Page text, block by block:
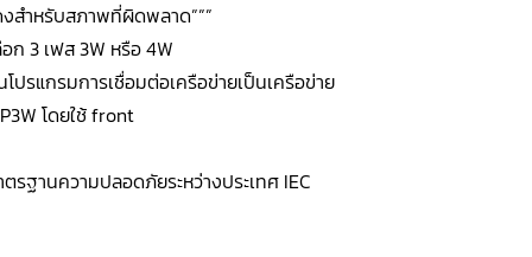
สำหรับสภาพที่ผิดพลาด”””
อก 3 เฟส 3W หรือ 4W
โปรแกรมการเชื่อมต่อเครือข่ายเป็นเครือข่าย
โดยใช้ front
รฐานความปลอดภัยระหว่างประเทศ IEC